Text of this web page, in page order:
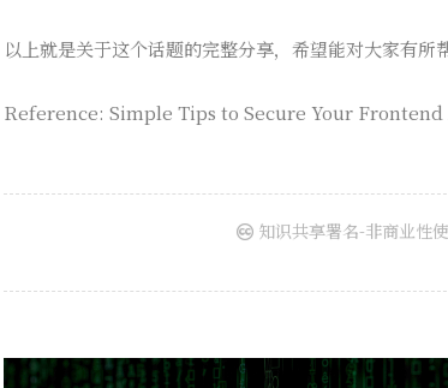
以上就是关于这个话题的完整分享，希望能对大家有所
Reference: Simple Tips to Secure Your
知识共享署名-非商业性